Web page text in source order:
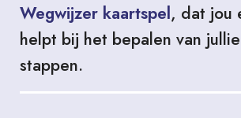
Wegwijzer kaartspel, dat jou
helpt bij het bepalen van
stappen.